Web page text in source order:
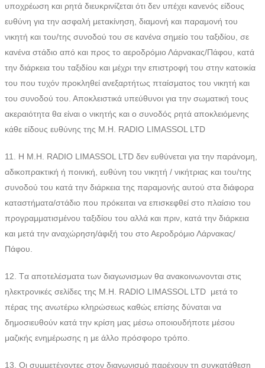
υποχρέωση και ρητά διευκρινίζεται ότι δεν υπέχει κανενός είδους
ευθύνη για την ασφαλή μετακίνηση, διαμονή και παραμονή του
νικητή και του/της συνοδού του σε κανένα σημείο του ταξιδίου, σε
κανένα στάδιο από και προς το αεροδρόμιο Λάρνακας/Πάφου, κατά
την διάρκεια του ταξιδίου και μέχρι την επιστροφή του στην κατοικία
του που τυχόν προκληθεί ανεξαρτήτως πταίσματος του νικητή και
του συνοδού του. Αποκλειστικά υπεύθυνοι για την σωματική τους
ακεραιότητα θα είναι ο νικητής και ο συνοδός ρητά αποκλειόμενης
κάθε είδους ευθύνης της M.H. RADIO LIMASSOL LTD
11. Η M.H. RADIO LIMASSOL LTD δεν ευθύνεται για την παράνομη,
αδικοπρακτική ή ποινική, ευθύνη του νικητή / νικήτριας και του/της
συνοδού του κατά την διάρκεια της παραμονής αυτού στα διάφορα
καταστήματα/στάδιο που πρόκειται να επισκεφθεί στο πλαίσιο του
προγραμματισμένου ταξιδίου του αλλά και πριν, κατά την διάρκεια
και μετά την αναχώρηση/άφιξή του στο Αεροδρόμιο Λάρνακας/
Πάφου.
12. Tα αποτελέσματα των διαγωνισμων θα ανακοινωνονται στις
ηλεκτρονικές σελίδες της M.H. RADIO LIMASSOL LTD μετά το
πέρας της ανωτέρω κληρώσεως καθώς επίσης δύναται να
δημοσιευθούν κατά την κρίση μας μέσω οποιουδήποτε μέσου
μαζικής ενημέρωσης η με άλλο πρόσφορο τρόπο.
13. Οι συμμετέχοντες στον διαγωνισμό παρέχουν τη συγκατάθεση